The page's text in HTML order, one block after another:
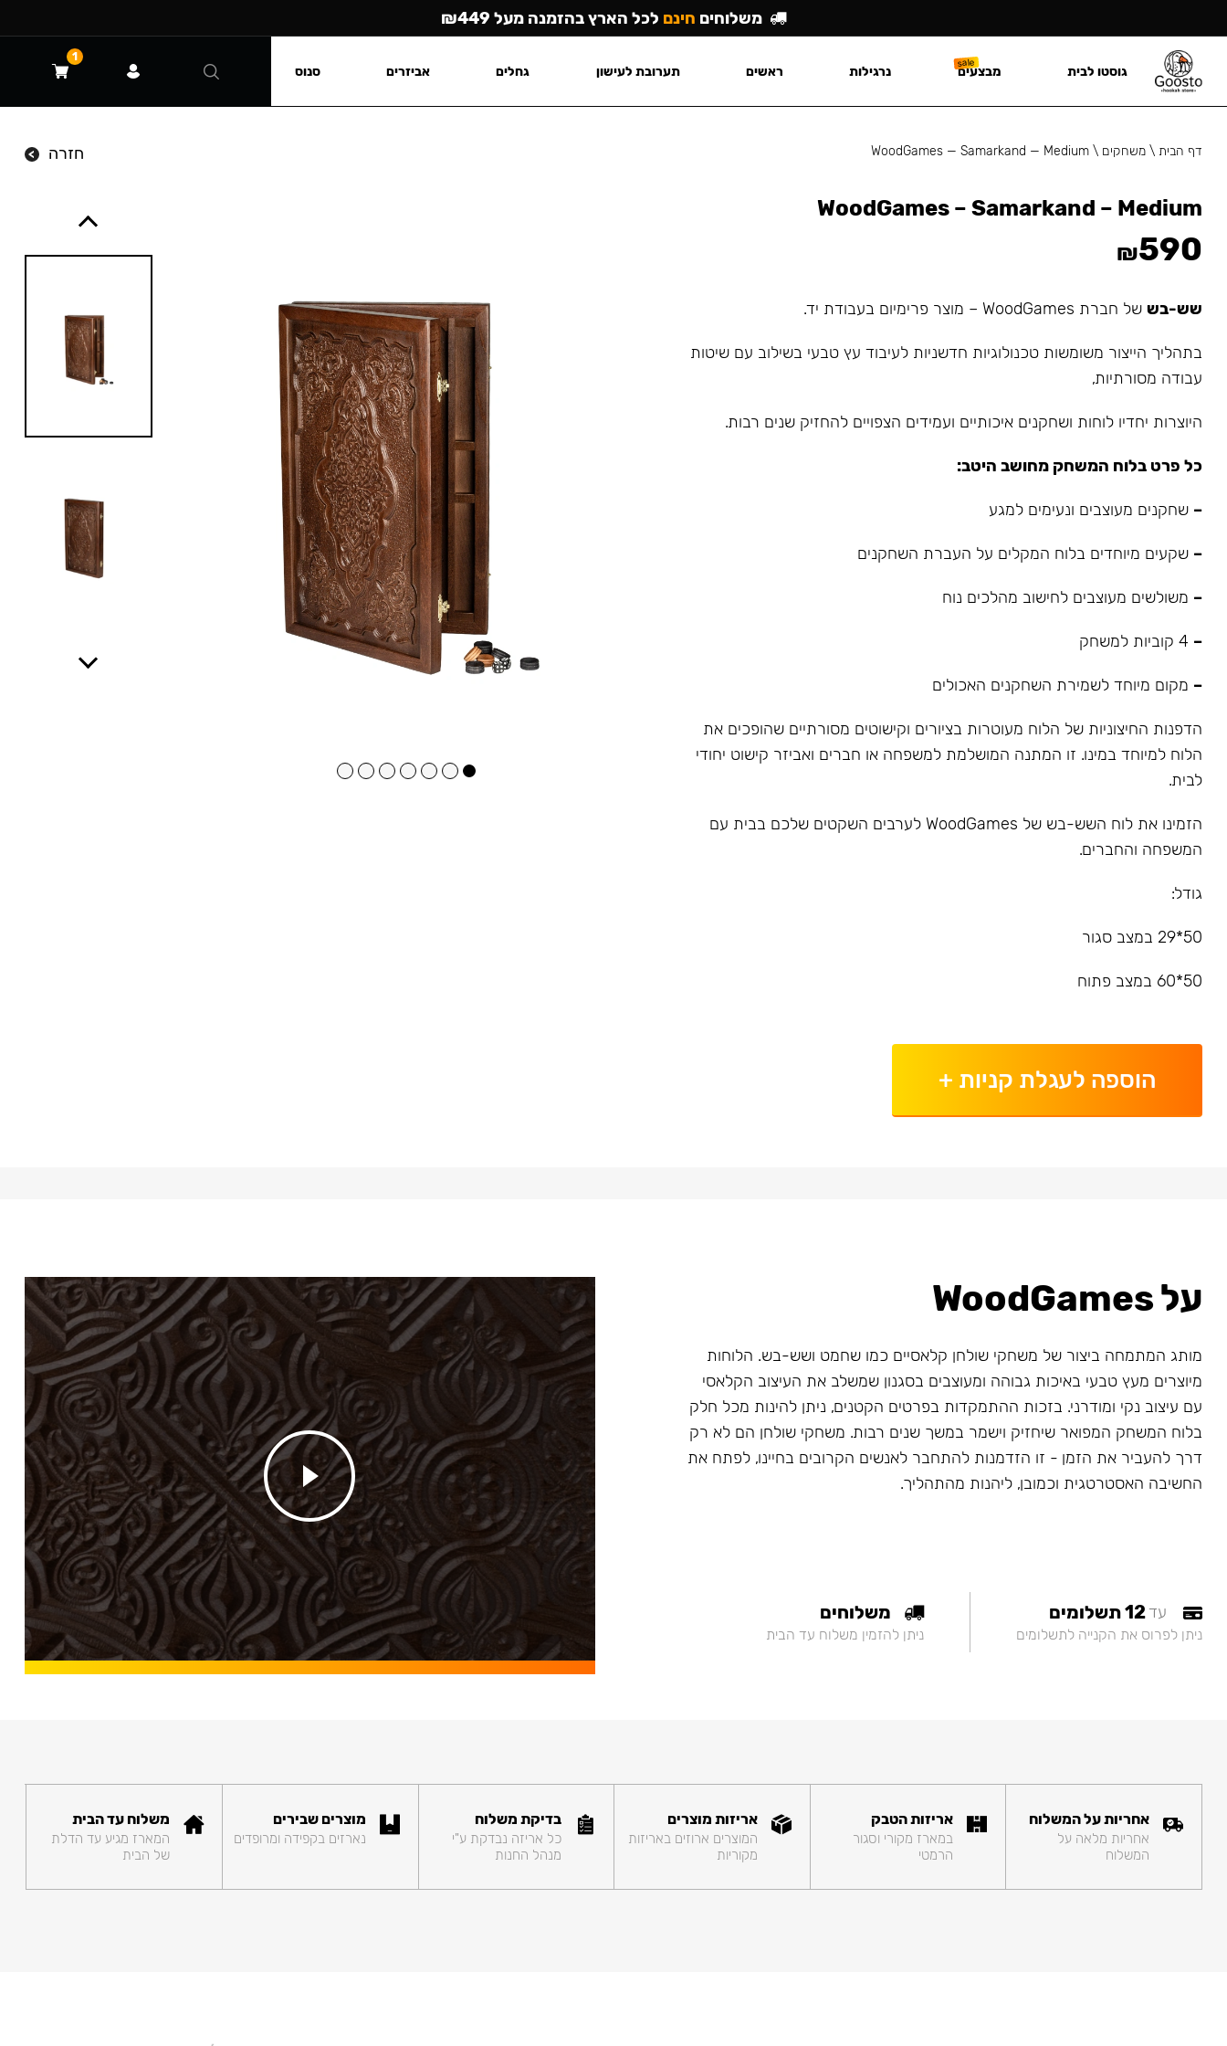
דף הבית\ משחקים \
WoodGames — Samarkand — Medium חזרה
WoodGames – Samarkand – Medium
₪590
שש-בששל חברת WoodGames – מוצר פרימיום בעבודת יד.
בתהליך הייצור משומשות טכנולוגיות חדשניות לעיבוד עץ טבעי בשילוב עם שיטות
עבודה מסורתיות,
היוצרות יחדיו לוחות ושחקנים איכותיים ועמידים הצפויים להחזיק שנים רבות.
כל פרט בלוח המשחק מחושב היטב:
– שחקנים מעוצבים ונעימים למגע
– שקעים מיוחדים בלוח המקלים על העברת השחקנים
– משולשים מעוצבים לחישוב מהלכים נוח
–
– מקום מיוחד לשמירת השחקנים האכולים
הדפנות החיצוניות של הלוח מעוטרות בציורים וקישוטים מסורתיים שהופכים את
הלוח למיוחד במינו. זו המתנה המושלמת למשפחה או חברים ואביזר קישוט יחודי
לבית.
הזמינו את לוח השש-בש של WoodGames לערבים השקטים שלכם בבית עם
המשפחה והחברים.
גודל:
50*29 במצב סגור
50*60 במצב פתוח
הוספה לעגלת קניות +
על WoodGames
מותג המתמחה ביצור של משחקי שולחן קלאסיים כמו שחמט ושש-בש. הלוחות
מיוצרים מעץ טבעי באיכות גבוהה ומעוצבים בסגנון שמשלב את העיצוב הקלאסי
עם עיצוב נקי ומודרני. בזכות ההתמקדות בפרטים הקטנים, ניתן להינות מכל חלק
בלוח המשחק המפואר שיחזיק וישמר במשך שנים רבות. משחקי שולחן הם לא רק
דרך להעביר את הזמן - זו הזדמנות להתחבר לאנשים הקרובים בחיינו, לפתח את
החשיבה האסטרטגית וכמובן, ליהנות מהתהליך.
עד12 תשלומים
ניתן לפרוס את הקנייה לתשלומים
משלוחים
ניתן להזמין משלוח עד הבית
אחריות על המשלוח
אחריות מלאה על
המשלוח
אריזות הטבק
במארז מקורי וסגור
הרמטי
אריזות מוצרים
המוצרים ארוזים באריזות
מקוריות
בדיקת משלוח
כל אריזה נבדקת ע"י
מנהל החנות
מוצרים שבירים
נארזים בקפידה ומרופדים
משלוח עד הבית
המארז מגיע עד הדלת
של הבית
משלוחים חינם לכל הארץ בהזמנה מעל ₪449
גוסטו לבית מבצעים נרגילות ראשים תערובת לעישון גחלים אביזרים סנוס
1